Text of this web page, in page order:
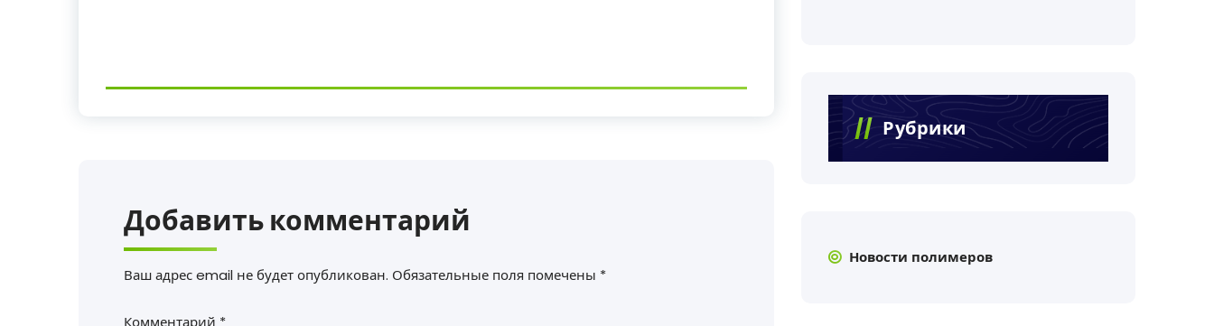
Добавить комментарий
Ваш адрес email не будет опубликован. Обязательные поля помечены *
Комментарий *
Рубрики
Новости полимеров